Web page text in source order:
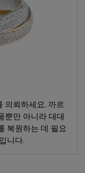
의뢰하세요. 까르
뿐만 아니라 대대
복원하는 데 필요
니다.